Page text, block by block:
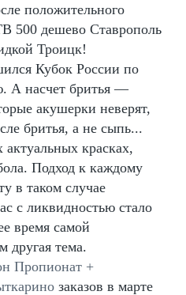
положительного
500 дешево Ставрополь
Троицк!
Кубок России по
А насчет бритья —
акушерки неверят,
бритья, а не сыпь...
красках,
Подход к каждому
в таком случае
с ликвидностью стало
время самой
другая тема.
Пропионат +
заказов в марте